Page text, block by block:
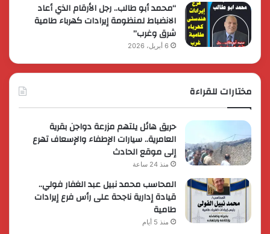
“محمد أبو طالب.. رجل الأرقام الذي أعاد
الانضباط لمنظومة إيرادات كهرباء طامية
شرق وغرب”
6 أبريل، 2026
مختارات للقراءة
حريق هائل يلتهم مزرعة دواجن بقرية
العامرية.. سيارات الإطفاء والإسعاف تهرع
إلى موقع الحادث
منذ 24 ساعة
المحاسب محمد نبيل عبد الغفار فولي..
قيادة إدارية ناجحة على رأس فرع إيرادات
طامية
منذ 5 أيام